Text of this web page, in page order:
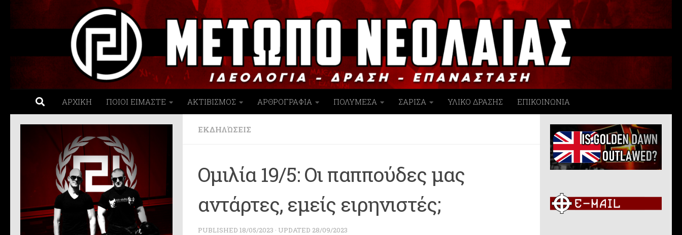
Skip to content
ΑΡΧΙΚΗ ΠΟΙΟΙ ΕΙΜΑΣΤΕ ΑΚΤΙΒΙΣΜΟΣ ΑΡΘΡΟΓΡΑΦΙΑ ΠΟΛΥΜΕΣΑ ΣΑΡΙΣΑ ΥΛΙΚΟ ΔΡΑΣΗΣ ΕΠΙΚΟΙΝΩΝΙΑ
ΕΚΔΗΛΏΣΕΙΣ
Ομιλία 19/5: Οι παππούδες μας
αντάρτες, εμείς ειρηνιστές;
PUBLISHED 18/05/2023 · UPDATED 28/09/2023